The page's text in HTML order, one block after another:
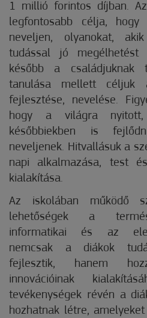
1 millió forintos díjban.
legfontosabb célja, hogy
neveljen, olyanokat,
tudással jó megélhetést
később a családjuknak
tanulása mellett céljuk
fejlesztése, nevelése.
hogy a világra nyitott,
későbbiekben is
neveljenek. Hitvallásuk a
napi alkalmazása, test
kialakítása.
Az iskolában működő
lehetőségek a
informatikai és az
nemcsak a diákok
fejlesztik, hanem
innovációinak
tevékenységek révén a
hozhatnak létre,